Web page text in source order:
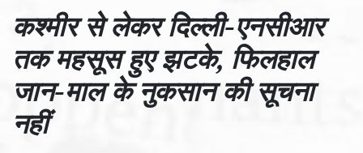
कश्मीर से लेकर दिल्ली-एनसीआर
तक महसूस हुए झटके, फिलहाल
जान-माल के नुकसान की सूचना
नहीं